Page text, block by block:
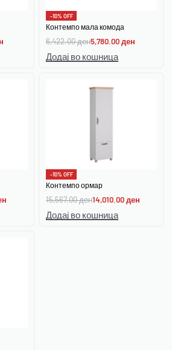
-10% OFF
Контемпо мала комода
6,422.00ден5,780.00ден
Додај во кошница
-10% OFF
Контемпо ормар
15,567.00ден14,010.00ден
Додај во кошница